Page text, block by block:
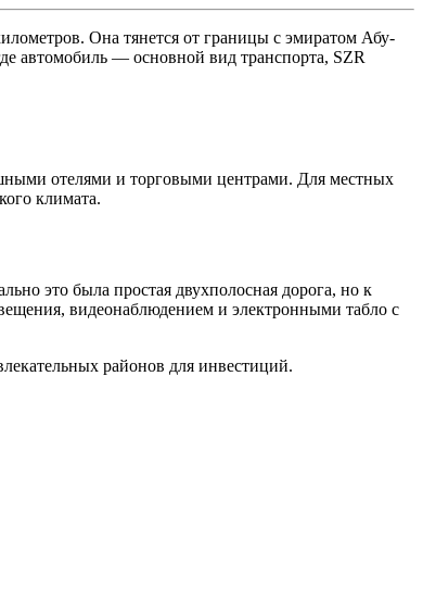
Она тянется от границы с эмиратом Абу-
автомобиль — основной вид транспорта, SZR
отелями и торговыми центрами. Для местных
климата.
это была простая двухполосная дорога, но к
видеонаблюдением и электронными табло с
районов для инвестиций.